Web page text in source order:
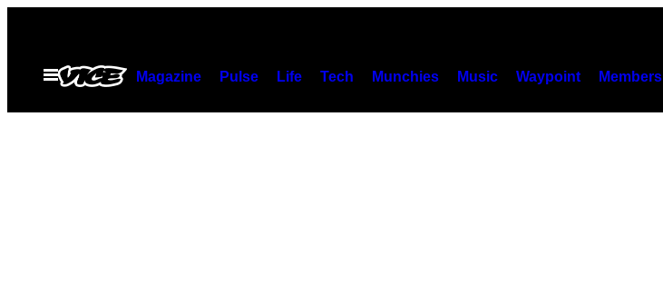
contenido
Abrir
Menú
Magazine Pulse Life Tech Munchies Music Waypoint Members